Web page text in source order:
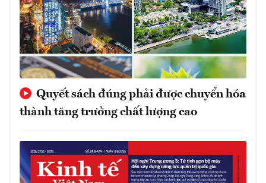
Quyết sách đúng phải được chuyển hóa
thành tăng trưởng chất lượng cao